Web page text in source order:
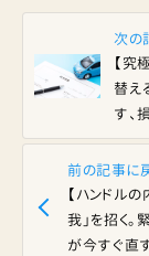
前の記事に
【ハンドル
我」を招く
が今すぐ直
次の
【究
替え
す、